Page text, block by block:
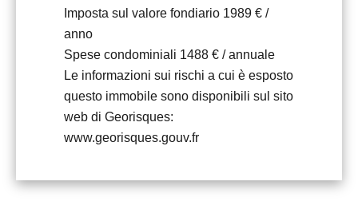
Imposta sul valore fondiario 1989 € /
anno
Spese condominiali 1488 € / annuale
Le informazioni sui rischi a cui è esposto
questo immobile sono disponibili sul sito
web di Georisques:
www.georisques.gouv.fr